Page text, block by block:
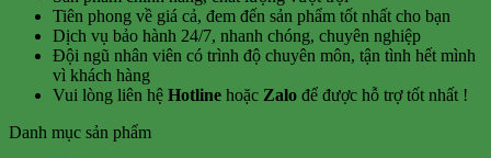
Tiên phong về giá cả, đem đến sản phẩm tốt nhất cho bạn
Dịch vụ bảo hành 24/7, nhanh chóng, chuyên nghiệp
Đội ngũ nhân viên có trình độ chuyên môn, tận tình hết mình
vì khách hàng
Vui lòng liên hệ Hotline hoặc Zalo để được hỗ trợ tốt nhất !
Danh mục sản phẩm